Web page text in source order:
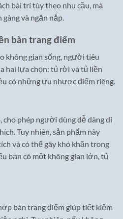
bài trí tùy theo nhu cầu, mà
và ngăn nắp.
bàn trang điểm
không gian sống, người tiêu
hai lựa chọn: tủ rời và tủ liền
có những ưu nhược điểm riêng.
phép người dùng dễ dàng di
Tuy nhiên, sản phẩm này
và có thể gây khó khăn trong
bạn có một không gian lớn, tủ
bàn trang điểm giúp tiết kiệm